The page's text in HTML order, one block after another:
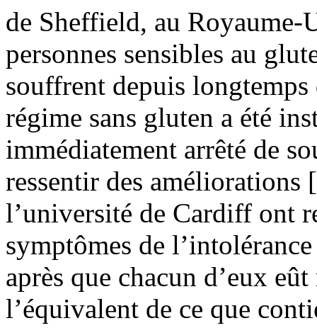
de Sheffield, au
personnes sensibles au
souffrent depuis
régime sans gluten a été
immédiatement arrêté de
ressentir des améliorations
l’université de Cardiff ont
symptômes de
après que chacun d’eux
l’équivalent de ce que